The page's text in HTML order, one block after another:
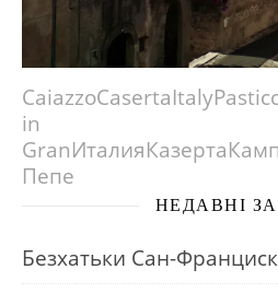
CaiazzoCasertaItaly
in
GranИталияКазерта
Пепе
НЕДАВНІ
Безхатьки Сан-